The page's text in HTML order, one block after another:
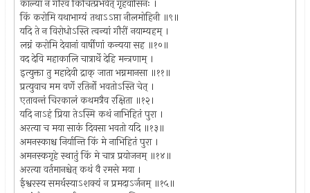
काल्या न गौरवं किंचित्प्रभवेत् गृहवासिनः ।
किं करोमि यथाभाग्यं तथाऽऽप्ता नीलमोहिनी ॥९॥
यदि ते न विरोधोऽस्ति त्वन्यां गौरीं नयाम्यहम् ।
लग्नं करोमि देवानां वार्षीणां कन्यया सह ॥१०॥
वद देवि महाकालि चात्रार्थे देहि मन्त्रणाम् ।
इत्युक्ता तु महादेवी द्राक् जाता भग्नमानसा ॥११॥
प्रत्युवाच मम वर्णे रतिर्नो भवतोऽस्ति चेत् ।
एतावन्तं चिरकालं कथमत्रैव रक्षिता ॥१२।
यदि नाऽहं प्रिया तेऽस्मि कथं नाभिहितं पुरा ।
अरत्या च मया साकं दिवसा भवतो यदि ॥१३॥
अमनस्काश्च निर्यान्ति किं मे नाभिहितं पुरा ।
अमनस्कगृहे स्थातुं किं मे चात्र प्रयोजनम् ॥१४॥
अरत्या वर्तमानश्चेत् कथं वै रमसे मया ।
ईश्वरस्य समर्थस्याऽशक्यं न प्रमदाऽर्जनम् ॥१५॥